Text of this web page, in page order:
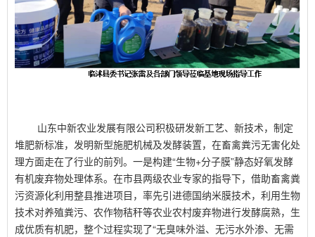
山东中新农业发展有限公司积极研发新工艺、新技术，制定
堆肥新标准，发明新型施肥机械及发酵装置，在畜禽粪污无害化处
理方面走在了行业的前列。一是构建“生物+分子膜”静态好氧发酵
有机废弃物处理体系。在市县两级农业专家的指导下，借助畜禽粪
污资源化利用整县推进项目，率先引进德国纳米膜技术，利用生物
技术对养殖粪污、农作物秸秆等农业农村废弃物进行发酵腐熟，生
成优质有机肥，整个过程实现了“无臭味外溢、无污水外渗、无需